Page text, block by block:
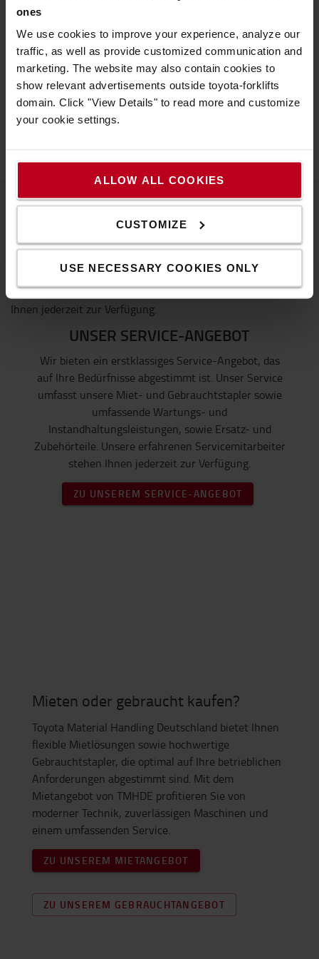
ones
We use cookies to improve your experience, analyze our
traffic, as well as provide customized communication and
marketing. The website may also contain cookies to
show relevant advertisements outside toyota-forklifts
domain. Click "View Details" to read more and customize
your cookie settings.
ALLOW ALL COOKIES
CUSTOMIZE
USE NECESSARY COOKIES ONLY
Niederlassungen der Toyota Material
Handling Deutschland GmbH
Augsburg,Berlin,Bremen,Duisburg,Frankfurt,
Hamburg, Hannover (Zentrale, Niederlassung),
Karlsruhe,Kassel
UNSER SERVICE-ANGEBOT
Wir bieten ein erstklassiges Service-Angebot, das
auf Ihre Bedürfnisse abgestimmt ist. Unser Service
umfasst unsere Miet- und Gebrauchtstapler sowie
umfassende Wartungs- und
Instandhaltungsleistungen, sowie Ersatz- und
Zubehörteile. Unsere erfahrenen Servicemitarbeiter
stehen Ihnen jederzeit zur Verfügung.
ZU UNSEREM SERVICE-ANGEBOT
Mieten oder gebraucht kaufen?
Toyota Material Handling Deutschland bietet Ihnen
flexible Mietlösungen sowie hochwertige
Gebrauchtstapler, die optimal auf Ihre betrieblichen
Anforderungen abgestimmt sind. Mit dem
Mietangebot von TMHDE profitieren Sie von
moderner Technik, zuverlässigen Maschinen und
einem umfassenden Service.
ZU UNSEREM MIETANGEBOT
ZU UNSEREM GEBRAUCHTANGEBOT